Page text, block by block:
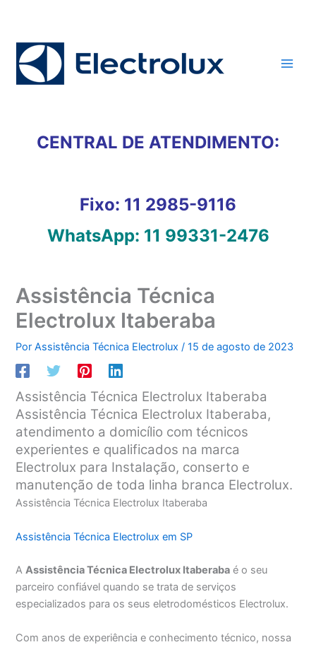
conteúdo
CENTRAL DE ATENDIMENTO:
Fixo: 11 2985-9116
WhatsApp: 11 99331-2476
Assistência Técnica
Electrolux Itaberaba
PorAssistência Técnica Electrolux/15 de agosto de 2023
Assistência Técnica Electrolux Itaberaba
Assistência Técnica Electrolux Itaberaba,
atendimento a domicílio com técnicos
experientes e qualificados na marca
Electrolux para Instalação, conserto e
manutenção de toda linha branca Electrolux.
Assistência Técnica Electrolux Itaberaba
Assistência Técnica Electrolux em SP
AAssistência Técnica Electrolux Itaberaba é o seu
parceiro confiável quando se trata de serviços
especializados para os seus eletrodomésticos Electrolux.
Com anos de experiência e conhecimento técnico, nossa